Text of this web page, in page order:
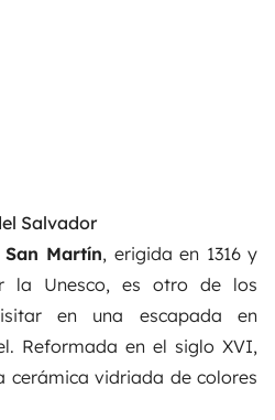
Salvador
Martín, erigida en 1316 y
la Unesco, es otro de los
en una escapada en
Reformada en el siglo XVI,
cerámica vidriada de colores